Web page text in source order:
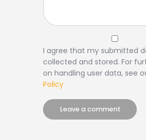
I agree that my submitted
collected and stored. For
on handling user data, see
Policy